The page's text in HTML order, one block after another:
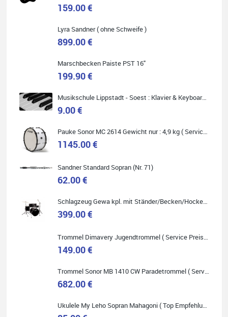
Carsten Spiegel
Ich war auf der Suche nach einem neuen Keyboard und bin
wurde alles zusammengestellt, so dass ich alles nur noch
Quelle: Google-Rezension
Marie-Luise Mroß
Ich bin super zufrieden mit meiner neuen Ukulele! Einfach am
Freitag vorbeigekommen, eben geklingelt und top beraten
worden. Ich würde den Besuch im Musikgeschäft Stöppel jedem
Onlineshopping vorziehen.
Quelle: Google-Rezension
159.00 €
Lyra Sandner ( ohne Schweife )
899.00 €
Marschbecken Paiste PST 16"
199.90 €
Musikschule Lippstadt - Soest : Klavier & Keyboardunterricht
9.00 €
Pauke Sonor MC 2614 Gewicht nur : 4,9 kg ( Service Preis inkl. Werkstatt Service )
1145.00 €
Sandner Standard Sopran (Nr. 71)
62.00 €
Schlagzeug Gewa kpl. mit Ständer/Becken/Hocker DER RENNER ! (Service Preis inkl. Werkstatt Service)
399.00 €
Trommel Dimavery Jugendtrommel ( Service Preis inkl. Werkstatt Service )
149.00 €
Trommel Sonor MB 1410 CW Paradetrommel ( Service Preis inkl. Werkstatt Service )
682.00 €
Ukulele My Leho Sopran Mahagoni ( Top Empfehlung ! )